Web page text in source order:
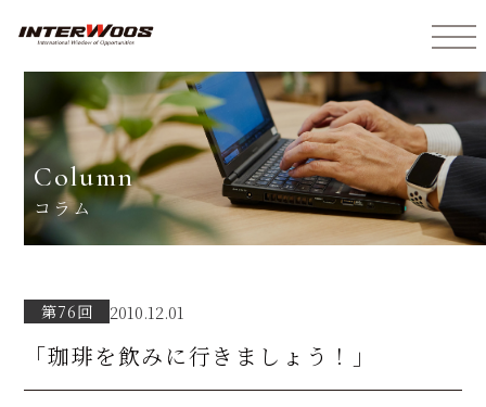
column
コラム
第76回 2010.12.01
「珈琲を飲みに行きましょう！」